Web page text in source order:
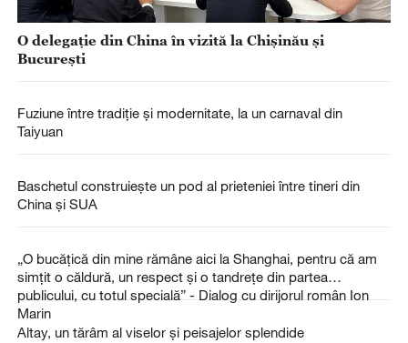
O delegație din China în vizită la Chișinău și
București
Fuziune între tradiție și modernitate, la un carnaval din
Taiyuan
Baschetul construiește un pod al prieteniei între tineri din
China și SUA
„O bucățică din mine rămâne aici la Shanghai, pentru că am
simțit o căldură, un respect și o tandrețe din partea
publicului, cu totul specială” - Dialog cu dirijorul român Ion
Marin
Altay, un tărâm al viselor și peisajelor splendide